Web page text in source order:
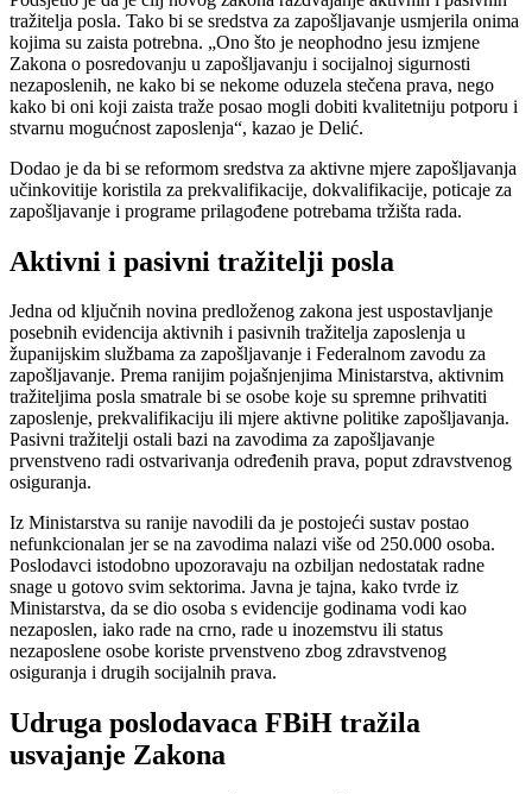
tražitelja posla. Tako bi se sredstva za zapošljavanje usmjerila onima
kojima su zaista potrebna. „Ono što je neophodno jesu izmjene
Zakona o posredovanju u zapošljavanju i socijalnoj sigurnosti
nezaposlenih, ne kako bi se nekome oduzela stečena prava, nego
kako bi oni koji zaista traže posao mogli dobiti kvalitetniju potporu i
stvarnu mogućnost zaposlenja“, kazao je Delić.
Dodao je da bi se reformom sredstva za aktivne mjere zapošljavanja
učinkovitije koristila za prekvalifikacije, dokvalifikacije, poticaje za
zapošljavanje i programe prilagođene potrebama tržišta rada.
Aktivni i pasivni tražitelji posla
Jedna od ključnih novina predloženog zakona jest uspostavljanje
posebnih evidencija aktivnih i pasivnih tražitelja zaposlenja u
županijskim službama za zapošljavanje i Federalnom zavodu za
zapošljavanje. Prema ranijim pojašnjenjima Ministarstva, aktivnim
tražiteljima posla smatrale bi se osobe koje su spremne prihvatiti
zaposlenje, prekvalifikaciju ili mjere aktivne politike zapošljavanja.
Pasivni tražitelji ostali bazi na zavodima za zapošljavanje
prvenstveno radi ostvarivanja određenih prava, poput zdravstvenog
osiguranja.
Iz Ministarstva su ranije navodili da je postojeći sustav postao
nefunkcionalan jer se na zavodima nalazi više od 250.000 osoba.
Poslodavci istodobno upozoravaju na ozbiljan nedostatak radne
snage u gotovo svim sektorima. Javna je tajna, kako tvrde iz
Ministarstva, da se dio osoba s evidencije godinama vodi kao
nezaposlen, iako rade na crno, rade u inozemstvu ili status
nezaposlene osobe koriste prvenstveno zbog zdravstvenog
osiguranja i drugih socijalnih prava.
Udruga poslodavaca FBiH tražila
usvajanje Zakona